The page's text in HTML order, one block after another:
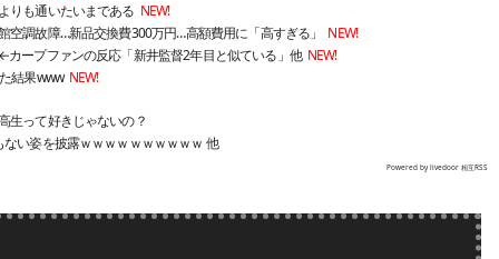
りも通いたいまである NEW!
空調故障…新品交換費300万円…高額費用に「高すぎる」
NEW!
ープファンの反応「新井監督2年目と似ている」他 NEW!
結果www NEW!
生って好きじゃないの？
い姿を披露ｗｗｗｗｗｗｗｗｗｗ 他
Powered by livedoor 相互RSS